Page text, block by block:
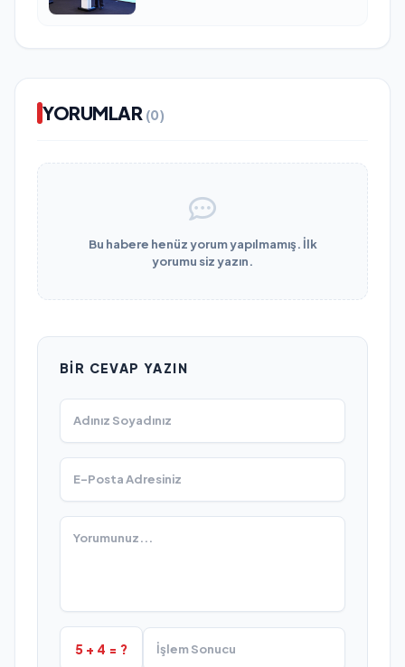
YORUMLAR (0)
Bu habere henüz yorum yapılmamış. İlk
yorumu siz yazın.
BIR CEVAP YAZIN
5 + 4 = ?